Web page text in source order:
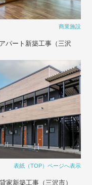
商業施設
パート新築工事（三沢
表紙（TOP）ページへ表示
家新築工事（三沢市）